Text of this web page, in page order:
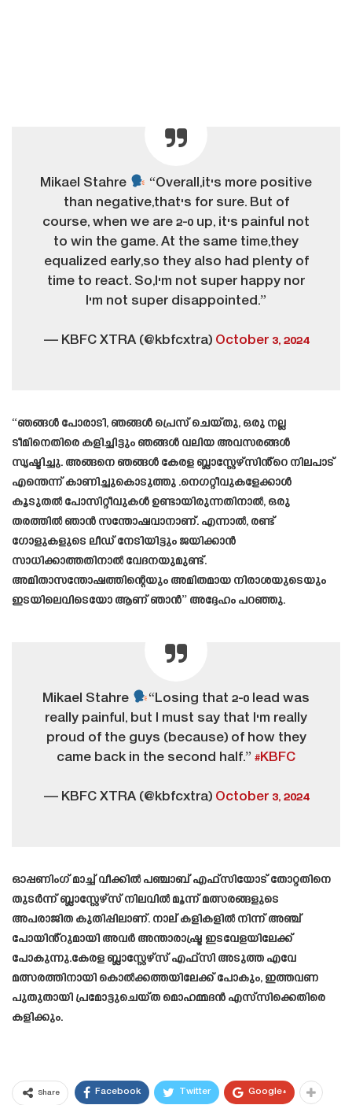
Mikael Stahre
“Overall,it's more positive
than negative,that's for sure. But of
course, when we are 2-0 up, it's painful not
to win the game. At the same time,they
equalized early,so they also had plenty of
time to react. So,I'm not super happy nor
I'm not super disappointed.”
— KBFC XTRA (@kbfcxtra) October 3, 2024
“ഞങ്ങൾ പോരാടി, ഞങ്ങൾ പ്രെസ് ചെയ്തു, ഒരു നല്ല
ടീമിനെതിരെ കളിച്ചിട്ടും ഞങ്ങൾ വലിയ അവസരങ്ങൾ
സൃഷ്ടിച്ചു. അങ്ങനെ ഞങ്ങൾ കേരള ബ്ലാസ്റ്റേഴ്സിൻ്റെ നിലപാട്
എന്തെന്ന് കാണിച്ചുകൊടുത്തു .നെഗറ്റീവുകളേക്കാൾ
കൂടുതൽ പോസിറ്റീവുകൾ ഉണ്ടായിരുന്നതിനാൽ, ഒരു
തരത്തിൽ ഞാൻ സന്തോഷവാനാണ്. എന്നാൽ, രണ്ട്
ഗോളുകളുടെ ലീഡ് നേടിയിട്ടും ജയിക്കാൻ
സാധിക്കാത്തതിനാൽ വേദനയുമുണ്ട്.
അമിതാസന്തോഷത്തിന്റെയും അമിതമായ നിരാശയുടെയും
ഇടയിലെവിടെയോ ആണ് ഞാൻ” അദ്ദേഹം പറഞ്ഞു.
Mikael Stahre
“Losing that 2-0 lead was
really painful, but I must say that I'm really
proud of the guys (because) of how they
came back in the second half.” #KBFC
— KBFC XTRA (@kbfcxtra) October 3, 2024
ഓപ്പണിംഗ് മാച്ച് വീക്കിൽ പഞ്ചാബ് എഫ്‌സിയോട് തോറ്റതിനെ
തുടർന്ന് ബ്ലാസ്റ്റേഴ്‌സ് നിലവിൽ മൂന്ന് മത്സരങ്ങളുടെ
അപരാജിത കുതിപ്പിലാണ്. നാല് കളികളിൽ നിന്ന് അഞ്ച്
പോയിൻ്റുമായി അവർ അന്താരാഷ്ട്ര ഇടവേളയിലേക്ക്
പോകുന്നു.കേരള ബ്ലാസ്റ്റേഴ്‌സ് എഫ്‌സി അടുത്ത എവേ
മത്സരത്തിനായി കൊൽക്കത്തയിലേക്ക് പോകും, ​​ഇത്തവണ
പുതുതായി പ്രമോട്ടുചെയ്‌ത മൊഹമ്മദൻ എസ്‌സിക്കെതിരെ
കളിക്കും.
Share Facebook Twitter Google+